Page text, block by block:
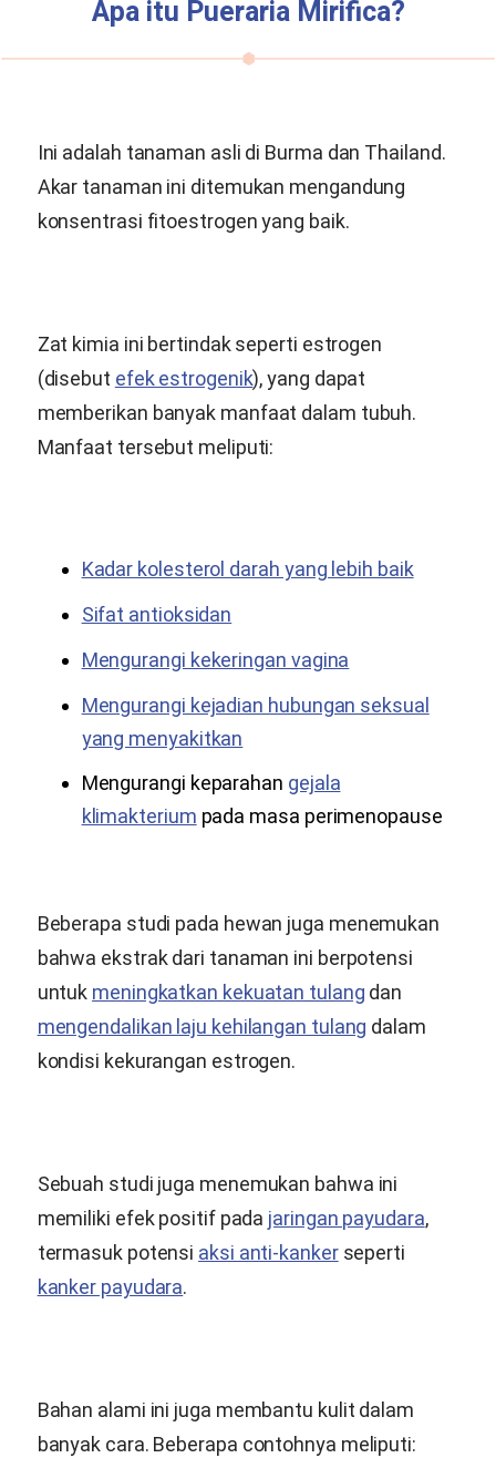
Apa itu Pueraria Mirifica?
Ini adalah tanaman asli di Burma dan Thailand.
Akar tanaman ini ditemukan mengandung
konsentrasi fitoestrogen yang baik.
Zat kimia ini bertindak seperti estrogen
(disebut efek estrogenik), yang dapat
memberikan banyak manfaat dalam tubuh.
Manfaat tersebut meliputi:
Kadar kolesterol darah yang lebih baik
Sifat antioksidan
Mengurangi kekeringan vagina
Mengurangi kejadian hubungan seksual
yang menyakitkan
Mengurangi keparahan gejala
klimakterium pada masa perimenopause
Beberapa studi pada hewan juga menemukan
bahwa ekstrak dari tanaman ini berpotensi
untuk meningkatkan kekuatan tulang dan
mengendalikan laju kehilangan tulang dalam
kondisi kekurangan estrogen.
Sebuah studi juga menemukan bahwa ini
memiliki efek positif pada jaringan payudara,
termasuk potensi aksi anti-kankerseperti
kanker payudara.
Bahan alami ini juga membantu kulit dalam
banyak cara. Beberapa contohnya meliputi: